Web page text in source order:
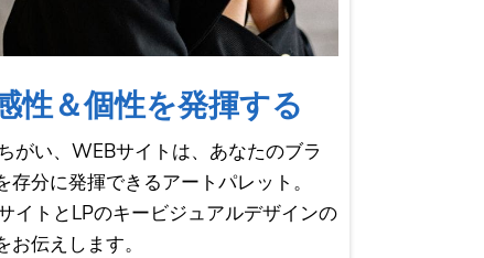
性＆個性を発揮する
がい、WEBサイトは、あなたのブラ
存分に発揮できるアートパレット。
イトとLPのキービジュアルデザインの
お伝えします。